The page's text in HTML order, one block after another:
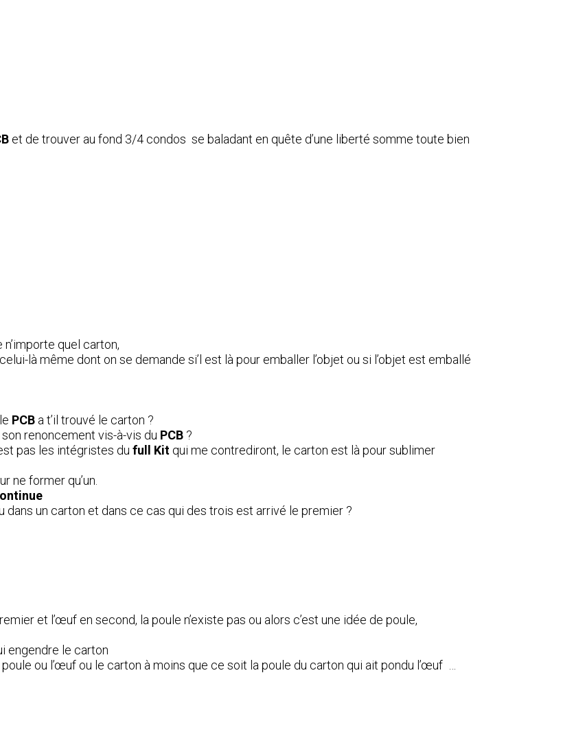
et de trouver au fond 3/4 condos se baladant en quête d’une liberté somme toute bien
quel carton,
là même dont on se demande si’l est là pour emballer l’objet ou si l’objet est emballé
PCB a t’il trouvé le carton ?
renoncement vis-à-vis du PCB ?
pas les intégristes du full Kit qui me contrediront, le carton est là pour sublimer
ne former qu’un.
dans un carton et dans ce cas qui des trois est arrivé le premier ?
et l’œuf en second, la poule n’existe pas ou alors c’est une idée de poule,
engendre le carton
ou l’œuf ou le carton à moins que ce soit la poule du carton qui ait pondu l’œuf …